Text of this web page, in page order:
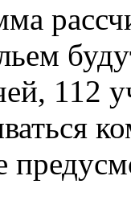
112